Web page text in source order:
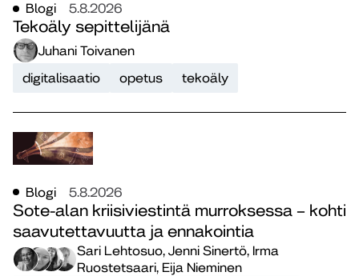
Blogi 5.8.2026
Tekoäly sepittelijänä
Juhani Toivanen
digitalisaatio
opetus tekoäly
Blogi 5.8.2026
Sote-alan kriisiviestintä murroksessa – kohti
saavutettavuutta ja ennakointia
Sari Lehtosuo, Jenni Sinertö, Irma
Ruostetsaari, Eija Nieminen